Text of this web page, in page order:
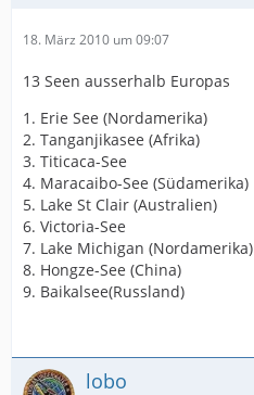
18. März 2010 um 09:07
13 Seen ausserhalb Europas
1. Erie See (Nordamerika)
2. Tanganjikasee (Afrika)
3. Titicaca-See
4. Maracaibo-See (Südamerika)
5. Lake St Clair (Australien)
6. Victoria-See
7. Lake Michigan (Nordamerika)
8. Hongze-See (China)
9. Baikalsee(Russland)
lobo